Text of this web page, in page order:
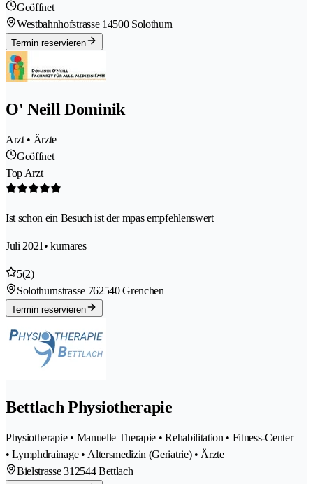
Geöffnet
Westbahnhofstrasse 14500 Solothurn
Termin reservieren
O' Neill Dominik
Arzt • Ärzte
Geöffnet
Top Arzt
Ist schon ein Besuch ist der mpas empfehlenswert
Juli 2021 • kumares
5(2)
Solothurnstrasse 762540 Grenchen
Termin reservieren
Bettlach Physiotherapie
Physiotherapie • Manuelle Therapie • Rehabilitation • Fitness-Center
• Lymphdrainage • Altersmedizin (Geriatrie) • Ärzte
Bielstrasse 31 2544 Bettlach